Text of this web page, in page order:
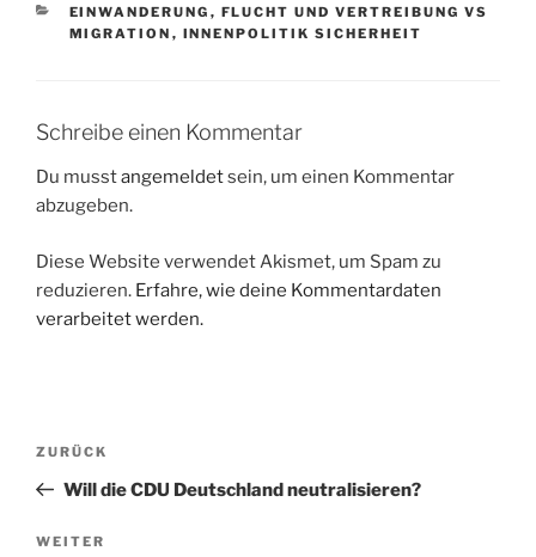
KATEGORIEN
EINWANDERUNG , FLUCHT UND VERTREIBUNG VS
MIGRATION , INNENPOLITIK SICHERHEIT
Schreibe einen Kommentar
Du musstangemeldetsein, um einen Kommentar
abzugeben.
Diese Website verwendet Akismet, um Spam zu
reduzieren. Erfahre, wie deine Kommentardaten
verarbeitet werden.
Beitragsnavigation
Vorheriger
Beitrag
ZURÜCK
Will die CDU Deutschland neutralisieren?
Nächster
WEITER